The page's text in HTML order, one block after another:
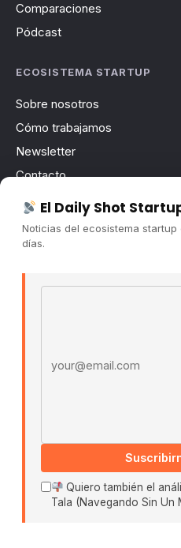
Comparaciones
Pódcast
ECOSISTEMA STARTUP
Sobre nosotros
Cómo trabajamos
Newsletter
Contacto
Publicidad
Convocatorias
El Daily Shot
Noticias del ecosistema
días.
Quiero también el
Tala (Navegando Sin Un
Buscar: